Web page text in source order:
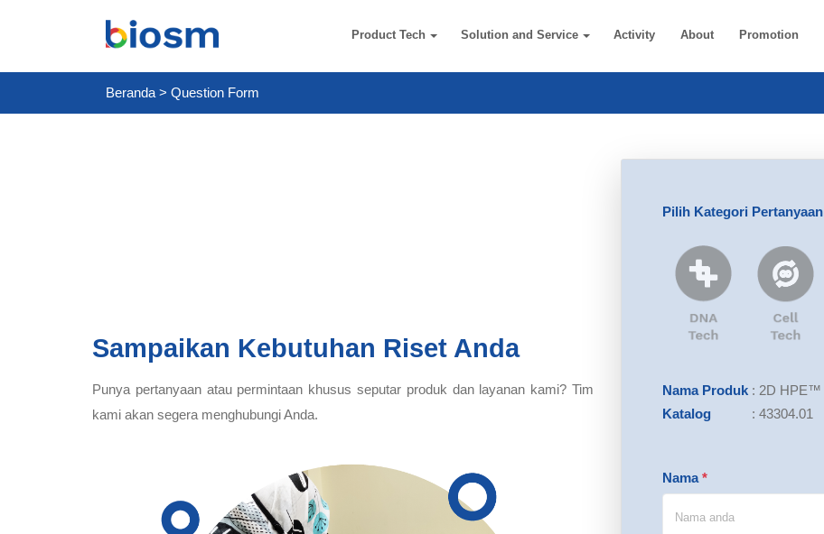
Product Tech Solution and Service Activity About Promotion
Beranda > Question Form
Sampaikan Kebutuhan Riset Anda
Punya pertanyaan atau permintaan khusus seputar produk dan layanan kami? Tim
kami akan segera menghubungi Anda.
Pilih Kategori Pertanyaan
Nama Produk : 2D HPE™
Katalog
: 43304.01
Nama*